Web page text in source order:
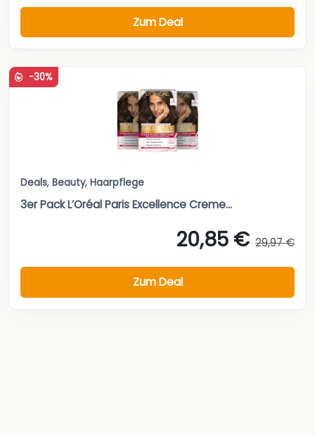
Zum Deal
-30%
Deals, Beauty, Haarpflege
3er Pack L’Oréal Paris Excellence Creme...
20,85 € 29,97 €
Zum Deal